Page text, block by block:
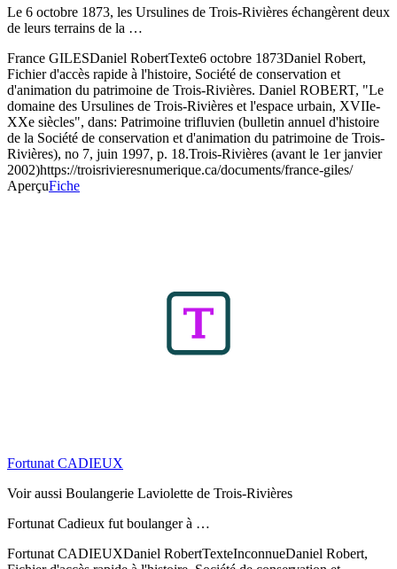
Le 6 octobre 1873, les Ursulines de Trois-Rivières échangèrent deux
de leurs terrains de la …
France GILESDaniel RobertTexte6 octobre 1873Daniel Robert,
Fichier d'accès rapide à l'histoire, Société de conservation et
d'animation du patrimoine de Trois-Rivières. Daniel ROBERT, "Le
domaine des Ursulines de Trois-Rivières et l'espace urbain, XVIIe-
XXe siècles", dans: Patrimoine trifluvien (bulletin annuel d'histoire
de la Société de conservation et d'animation du patrimoine de Trois-
Rivières), no 7, juin 1997, p. 18.Trois-Rivières (avant le 1er janvier
2002)https://troisrivieresnumerique.ca/documents/france-giles/
AperçuFiche
Fortunat CADIEUX
Voir aussi Boulangerie Laviolette de Trois-Rivières
Fortunat Cadieux fut boulanger à …
Fortunat CADIEUXDaniel RobertTexteInconnueDaniel Robert,